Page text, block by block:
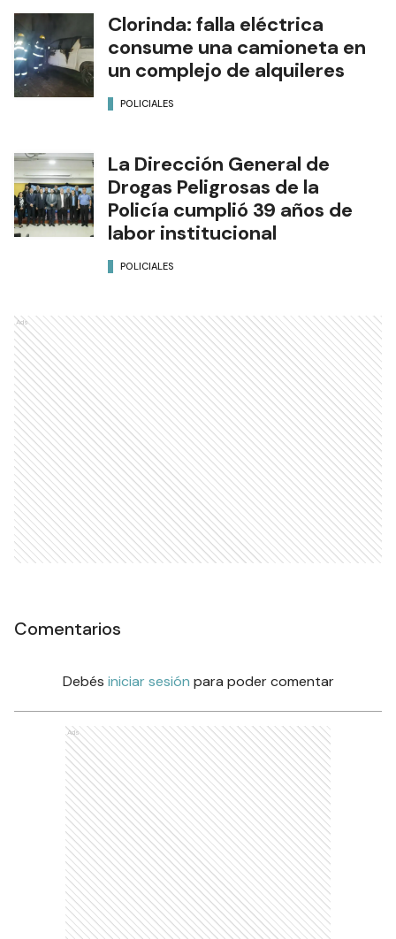
Clorinda: falla eléctrica
consume una camioneta en
un complejo de alquileres
POLICIALES
La Dirección General de
Drogas Peligrosas de la
Policía cumplió 39 años de
labor institucional
POLICIALES
Ads
Comentarios
Debés iniciar sesión para poder comentar
Ads